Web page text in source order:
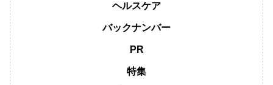
ヘルスケア
バックナンバー
PR
特集